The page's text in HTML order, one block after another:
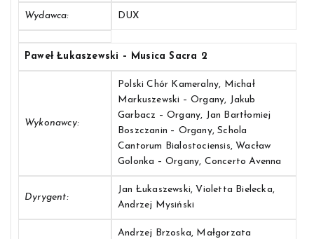
Wydawca: DUX
Paweł Łukaszewski – Musica Sacra 2
Wykonawcy:
Polski Chór Kameralny, Michał
Markuszewski – Organy, Jakub
Garbacz – Organy, Jan Bartłomiej
Boszczanin – Organy, Schola
Cantorum Bialostociensis, Wacław
Golonka – Organy, Concerto Avenna
Dyrygent:
Jan Łukaszewski, Violetta Bielecka,
Andrzej Mysiński
Andrzej Brzoska, Małgorzata